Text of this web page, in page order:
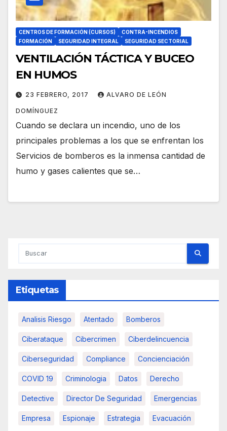
CENTROS DE FORMACIÓN (CURSOS)
CONTRA-INCENDIOS
FORMACIÓN
SEGURIDAD INTEGRAL SEGURIDAD SECTORIAL
VENTILACIÓN TÁCTICA Y BUCEO
EN HUMOS
23 FEBRERO, 2017 ALVARO DE LEÓN
DOMÍNGUEZ
Cuando se declara un incendio, uno de los
principales problemas a los que se enfrentan los
Servicios de bomberos es la inmensa cantidad de
humo y gases calientes que se…
Etiquetas
Analisis Riesgo Atentado Bomberos
Ciberataque Cibercrimen Ciberdelincuencia
Ciberseguridad Compliance Concienciación
COVID 19 Criminologia Datos Derecho
Detective Director De Seguridad Emergencias
Empresa Espionaje Estrategia Evacuación